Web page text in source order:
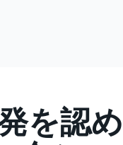
を認